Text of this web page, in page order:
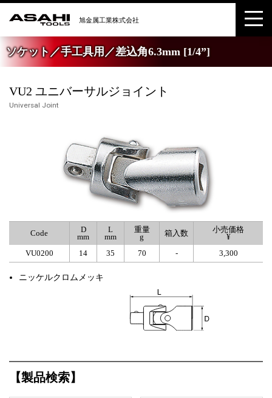
ソケット／手工具用／差込角6.3mm [1/4”]
VU2 ユニバーサルジョイント
Universal Joint
Code
D
mm
L
mm
重量
g
箱入数
小売価格
¥
VU0200
14 35 70 - 3,300
ニッケルクロムメッキ
【製品検索】